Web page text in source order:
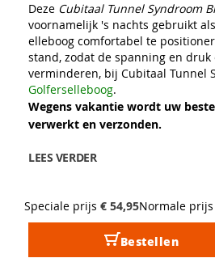
Deze Cubitaal Tunnel Syndroom
voornamelijk 's nachts gebruikt
elleboog comfortabel te
stand, zodat de spanning en
verminderen, bij Cubitaal Tunnel
Golferselleboog.
Wegens vakantie wordt uw
verwerkt en verzonden.
LEES VERDER
Speciale prijs € 54,95Normale prijs
Bestellen